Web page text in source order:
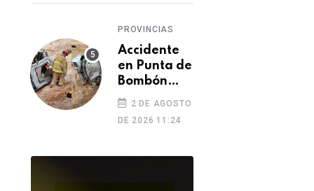
PROVINCIAS
Accidente
en Punta de
Bombón
deja un
muerto y
dos heridos
2 DE AGOSTO
DE 2026 11:24